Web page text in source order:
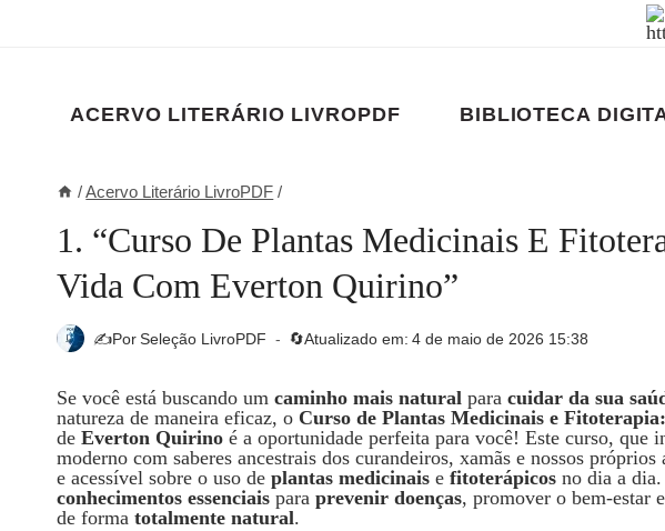
ACERVO LITERÁRIO LIVROPDF BIBLIOTECA
/Acervo Literário LivroPDF /
1. “Curso De Plantas Medicinais E
Vida Com Everton Quirino”
✍️PorSeleção LivroPDF 🔄Atualizado em: 4 de maio de 2026 15:38
Se você está buscando um caminho mais natural para cuidar da sua
natureza de maneira eficaz, o Curso de Plantas Medicinais e
de Everton Quirino é a oportunidade perfeita para você! Este curso, que
moderno com saberes ancestrais dos curandeiros, xamãs e nossos
e acessível sobre o uso de plantas medicinais e fitoterápicos no dia a
conhecimentos essenciais para prevenir doenças, promover o bem-estar
de forma totalmente natural.